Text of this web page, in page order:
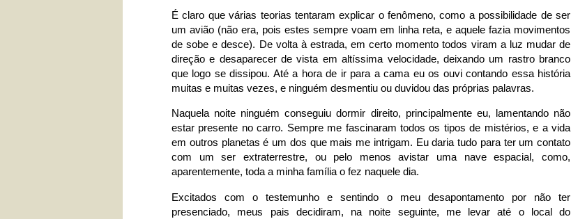
É claro que várias teorias tentaram explicar o fenômeno, como a possibilidade de ser
um avião (não era, pois estes sempre voam em linha reta, e aquele fazia movimentos
de sobe e desce). De volta à estrada, em certo momento todos viram a luz mudar de
direção e desaparecer de vista em altíssima velocidade, deixando um rastro branco
que logo se dissipou. Até a hora de ir para a cama eu os ouvi contando essa história
muitas e muitas vezes, e ninguém desmentiu ou duvidou das próprias palavras.
Naquela noite ninguém conseguiu dormir direito, principalmente eu, lamentando não
estar presente no carro. Sempre me fascinaram todos os tipos de mistérios, e a vida
em outros planetas é um dos que mais me intrigam. Eu daria tudo para ter um contato
com um ser extraterrestre, ou pelo menos avistar uma nave espacial, como,
aparentemente, toda a minha família o fez naquele dia.
Excitados com o testemunho e sentindo o meu desapontamento por não ter
presenciado, meus pais decidiram, na noite seguinte, me levar até o local do